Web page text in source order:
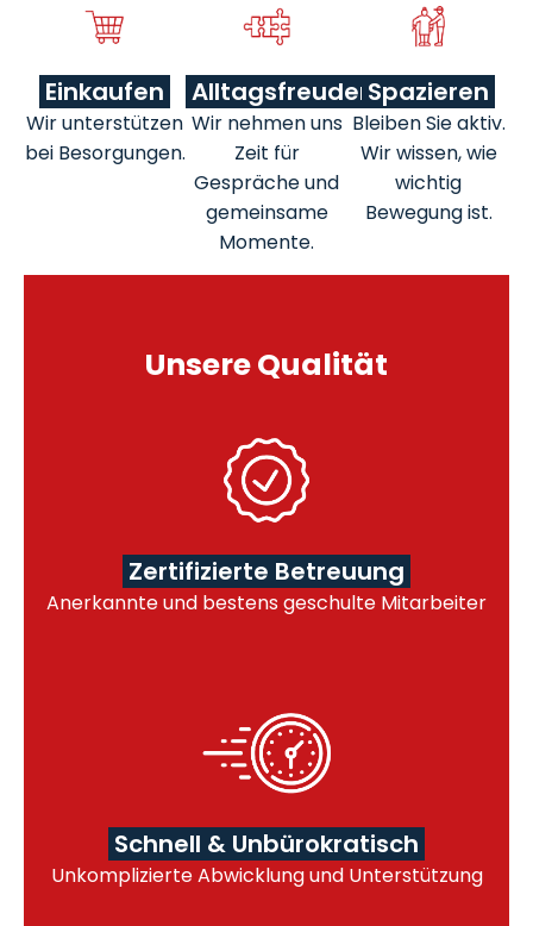
Einkaufen
Wir unterstützen
bei Besorgungen.
Alltagsfreuden
Wir nehmen uns
Zeit für
Gespräche und
gemeinsame
Momente.
Spazieren
Bleiben Sie aktiv.
Wir wissen, wie
wichtig
Bewegung ist.
Unsere Qualität
Zertifizierte Betreuung
Anerkannte und bestens geschulte Mitarbeiter
Schnell & Unbürokratisch
Unkomplizierte Abwicklung und Unterstützung